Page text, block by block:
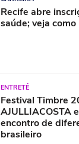
Recife abre
saúde; veja
ENTRETÊ
Festival Timbre
AJULLIACOSTA
encontro de
brasileiro